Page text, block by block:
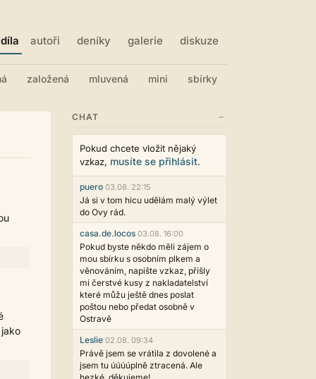
díla autoři deníky galerie diskuze
založená mluvená mini sbírky
CHAT −
Pokud chcete vložit nějaký
vzkaz, musíte se přihlásit.
puero 03.08. 22:15
Já si v tom hicu udělám malý výlet
do Ovy rád.
casa.de.locos 03.08. 16:00
Pokud byste někdo měli zájem o
mou sbírku s osobním plkem a
věnováním, napište vzkaz, přišly
mi čerstvé kusy z nakladatelství
které můžu ještě dnes poslat
poštou nebo předat osobně v
Ostravě
Leslie 02.08. 09:34
Právě jsem se vrátila z dovolené a
jsem tu úúúúplně ztracená. Ale